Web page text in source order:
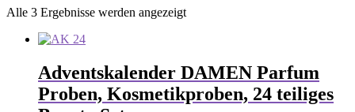
Alle 3 Ergebnisse werden angezeigtNach
Adventskalender DAMEN Parfum
Proben, Kosmetikproben, 24 teiliges